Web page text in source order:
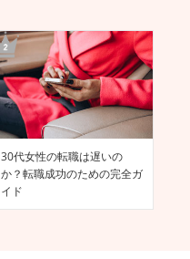
30代女性の転職は遅いの
か？転職成功のための完全ガ
イド